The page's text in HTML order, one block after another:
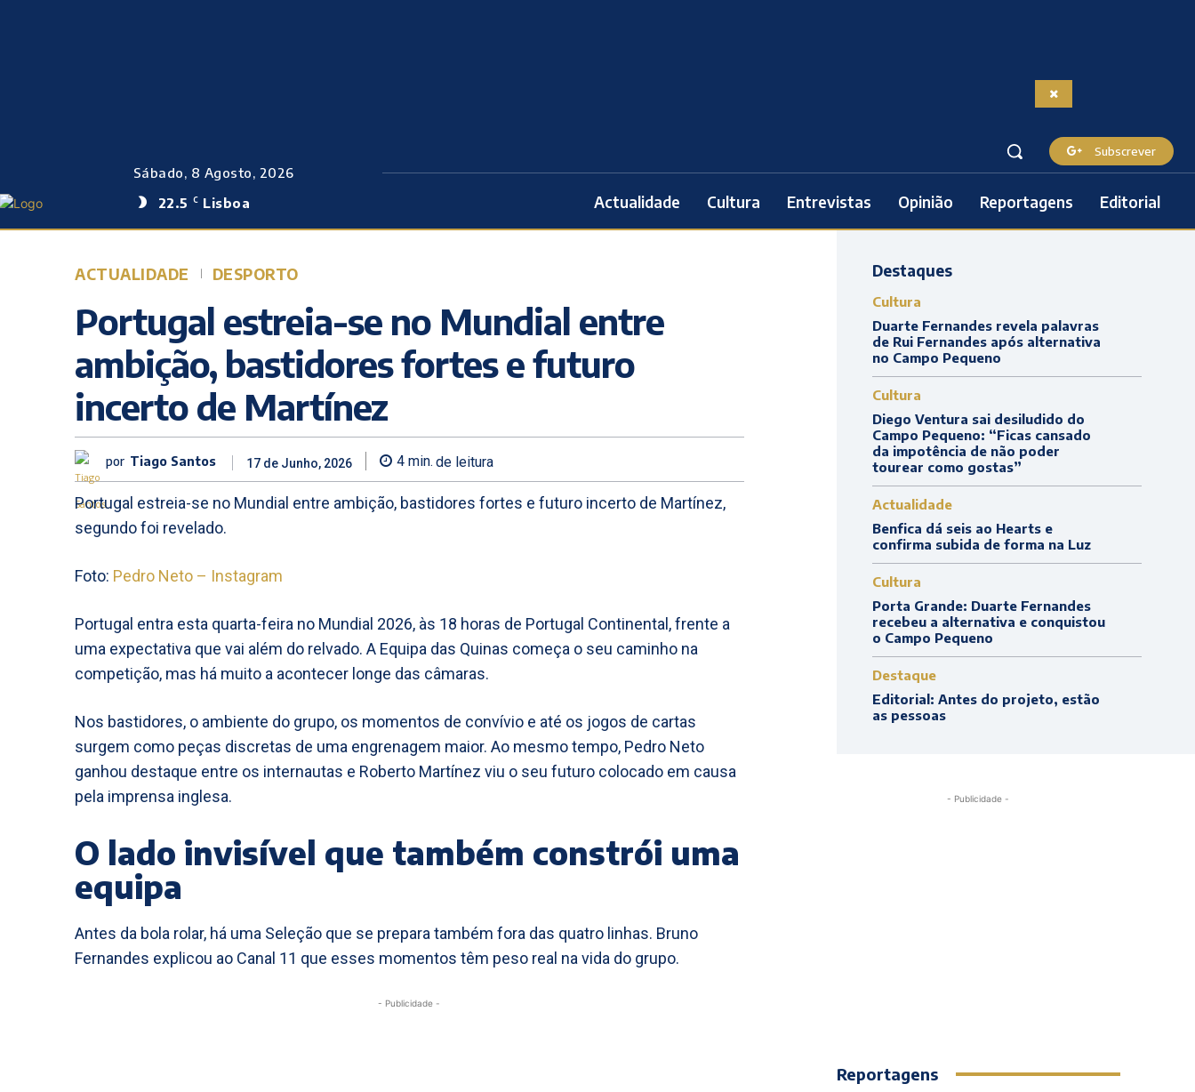
Sábado, 8 Agosto, 2026
22.5
C Lisboa
Subscrever
Actualidade Cultura Entrevistas Opinião Reportagens Editorial
ACTUALIDADE DESPORTO
Portugal estreia-se no Mundial entre
ambição, bastidores fortes e futuro
incerto de Martínez
por Tiago Santos 17 de Junho, 2026 4 min. de leitura
Portugal estreia-se no Mundial entre ambição, bastidores fortes e futuro incerto de Martínez,
segundo foi revelado.
Foto: Pedro Neto – Instagram
Portugal entra esta quarta-feira no Mundial 2026, às 18 horas de Portugal Continental, frente a
uma expectativa que vai além do relvado. A Equipa das Quinas começa o seu caminho na
competição, mas há muito a acontecer longe das câmaras.
Nos bastidores, o ambiente do grupo, os momentos de convívio e até os jogos de cartas
surgem como peças discretas de uma engrenagem maior. Ao mesmo tempo, Pedro Neto
ganhou destaque entre os internautas e Roberto Martínez viu o seu futuro colocado em causa
pela imprensa inglesa.
O lado invisível que também constrói uma
equipa
Antes da bola rolar, há uma Seleção que se prepara também fora das quatro linhas. Bruno
Fernandes explicou ao Canal 11 que esses momentos têm peso real na vida do grupo.
- Publicidade -
Destaques
Cultura
Duarte Fernandes revela palavras
de Rui Fernandes após alternativa
no Campo Pequeno
Cultura
Diego Ventura sai desiludido do
Campo Pequeno: “Ficas cansado
da impotência de não poder
tourear como gostas”
Actualidade
Benfica dá seis ao Hearts e
confirma subida de forma na Luz
Cultura
Porta Grande: Duarte Fernandes
recebeu a alternativa e conquistou
o Campo Pequeno
Destaque
Editorial: Antes do projeto, estão
as pessoas
- Publicidade -
Reportagens